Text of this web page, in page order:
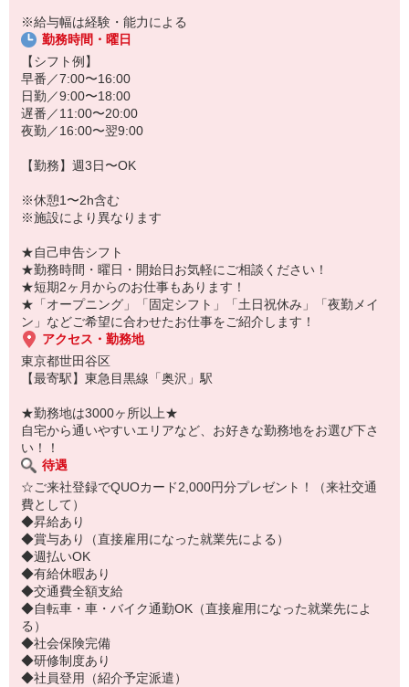
あなたのスキルに合わせて少しずつお仕事をお願いしていきます。
20代・30代・40代・50代・60代、
若手からミドル、中高年（エルダー）、シニア世代まで幅広く活躍
中！
「こんな時だからこそ、しっかり稼いでおきたい！」
「すぐに働けるところはないかな…」
「しっかり稼げるアルバイトを探してる。」
そんな方もぜひ！お気軽にご連絡ください♪
※給与幅は経験・能力による
勤務時間・曜日
【シフト例】
早番／7:00〜16:00
日勤／9:00〜18:00
遅番／11:00〜20:00
夜勤／16:00〜翌9:00
【勤務】週3日〜OK
※休憩1〜2h含む
※施設により異なります
★自己申告シフト
★勤務時間・曜日・開始日お気軽にご相談ください！
★短期2ヶ月からのお仕事もあります！
★「オープニング」「固定シフト」「土日祝休み」「夜勤メイ
ン」などご希望に合わせたお仕事をご紹介します！
アクセス・勤務地
東京都世田谷区
【最寄駅】東急目黒線「奥沢」駅
★勤務地は3000ヶ所以上★
自宅から通いやすいエリアなど、お好きな勤務地をお選び下さ
い！！
待遇
☆ご来社登録でQUOカード2,000円分プレゼント！（来社交通
費として）
◆昇給あり
◆賞与あり（直接雇用になった就業先による）
◆週払いOK
◆有給休暇あり
◆交通費全額支給
◆自転車・車・バイク通勤OK（直接雇用になった就業先によ
る）
◆社会保険完備
◆研修制度あり
◆社員登用（紹介予定派遣）